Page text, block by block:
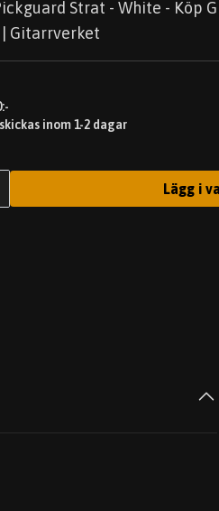
Strat - White - Köp
Gitarrverket
inom 1-2 dagar
Lägg i